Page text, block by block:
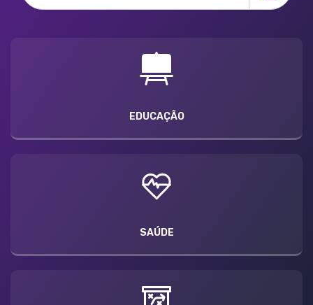
EDUCAÇÃO
SAÚDE